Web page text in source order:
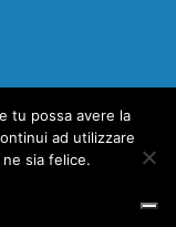
tu possa avere la
ad utilizzare
sia felice.